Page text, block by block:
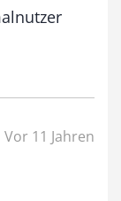
Vor 11 Jahren